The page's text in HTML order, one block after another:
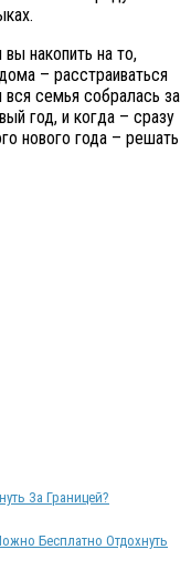
накопить на то,
– расстраиваться
вся семья собралась за
год, и когда – сразу
нового года – решать
За Границей?
Бесплатно Отдохнуть